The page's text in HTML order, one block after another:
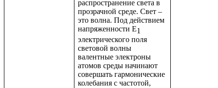
распространение света в
прозрачной среде. Свет –
это волна. Под действием
напряженности Е1
электрического поля
световой волны
валентные электроны
атомов среды начинают
совершать гармонические
колебания с частотой,